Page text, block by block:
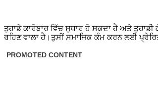
ਤੁਹਾਡੇ ਕਾਰੋਬਾਰ ਵਿੱਚ ਸੁਧਾਰ ਹੋ ਸਕਦਾ ਹੈ ਅਤੇ
ਰਹਿਣ ਵਾਲਾ ਹੈ।ਤੁਸੀਂ ਸਮਾਜਿਕ ਕੰਮ ਕਰਨ ਲਈ